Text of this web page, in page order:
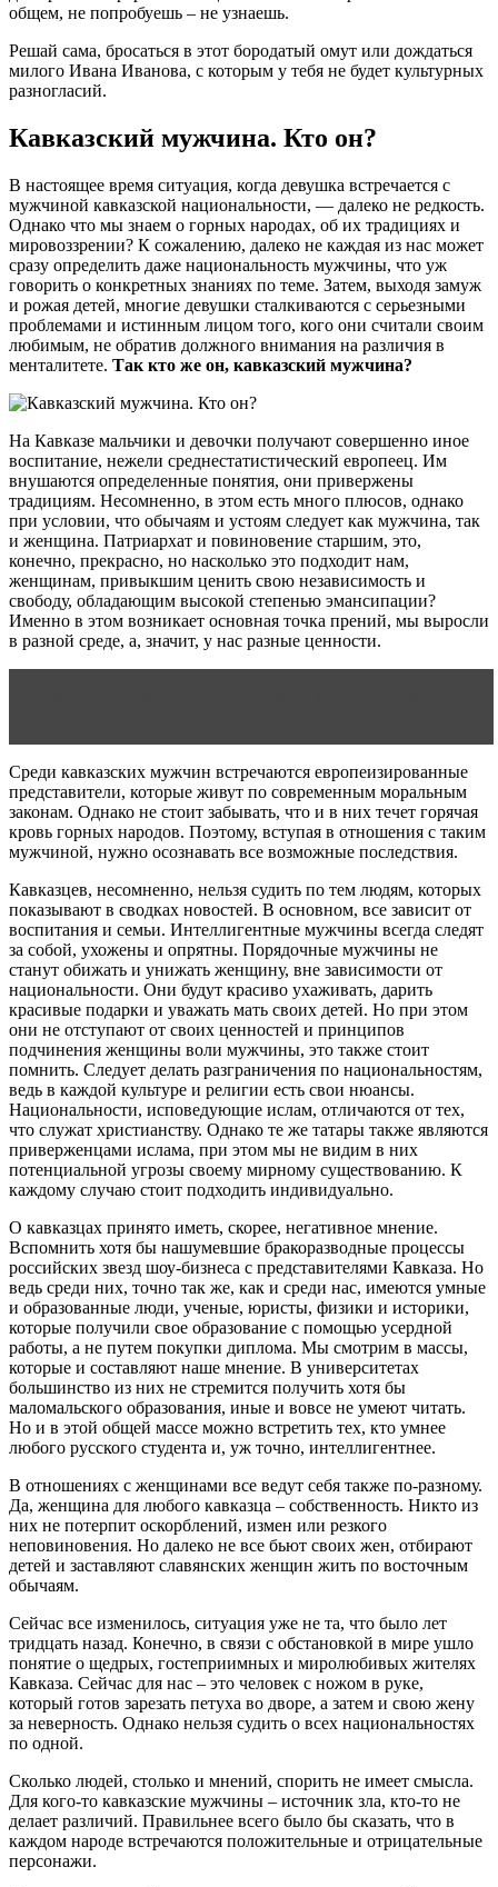
общем, не попробуешь – не узнаешь.
Решай сама, бросаться в этот бородатый омут или дождаться
милого Ивана Иванова, с которым у тебя не будет культурных
разногласий.
Кавказский мужчина. Кто он?
В настоящее время ситуация, когда девушка встречается с
мужчиной кавказской национальности, — далеко не редкость.
Однако что мы знаем о горных народах, об их традициях и
мировоззрении? К сожалению, далеко не каждая из нас может
сразу определить даже национальность мужчины, что уж
говорить о конкретных знаниях по теме. Затем, выходя замуж
и рожая детей, многие девушки сталкиваются с серьезными
проблемами и истинным лицом того, кого они считали своим
любимым, не обратив должного внимания на различия в
менталитете. Так кто же он, кавказский мужчина?
На Кавказе мальчики и девочки получают совершенно иное
воспитание, нежели среднестатистический европеец. Им
внушаются определенные понятия, они привержены
традициям. Несомненно, в этом есть много плюсов, однако
при условии, что обычаям и устоям следует как мужчина, так
и женщина. Патриархат и повиновение старшим, это,
конечно, прекрасно, но насколько это подходит нам,
женщинам, привыкшим ценить свою независимость и
свободу, обладающим высокой степенью эмансипации?
Именно в этом возникает основная точка прений, мы выросли
в разной среде, а, значит, у нас разные ценности.
Среди кавказских мужчин встречаются европеизированные
представители, которые живут по современным моральным
законам. Однако не стоит забывать, что и в них течет горячая
кровь горных народов. Поэтому, вступая в отношения с таким
мужчиной, нужно осознавать все возможные последствия.
Кавказцев, несомненно, нельзя судить по тем людям, которых
показывают в сводках новостей. В основном, все зависит от
воспитания и семьи. Интеллигентные мужчины всегда следят
за собой, ухожены и опрятны. Порядочные мужчины не
станут обижать и унижать женщину, вне зависимости от
национальности. Они будут красиво ухаживать, дарить
красивые подарки и уважать мать своих детей. Но при этом
они не отступают от своих ценностей и принципов
подчинения женщины воли мужчины, это также стоит
помнить. Следует делать разграничения по национальностям,
ведь в каждой культуре и религии есть свои нюансы.
Национальности, исповедующие ислам, отличаются от тех,
что служат христианству. Однако те же татары также являются
приверженцами ислама, при этом мы не видим в них
потенциальной угрозы своему мирному существованию. К
каждому случаю стоит подходить индивидуально.
О кавказцах принято иметь, скорее, негативное мнение.
Вспомнить хотя бы нашумевшие бракоразводные процессы
российских звезд шоу-бизнеса с представителями Кавказа. Но
ведь среди них, точно так же, как и среди нас, имеются умные
и образованные люди, ученые, юристы, физики и историки,
которые получили свое образование с помощью усердной
работы, а не путем покупки диплома. Мы смотрим в массы,
которые и составляют наше мнение. В университетах
большинство из них не стремится получить хотя бы
маломальского образования, иные и вовсе не умеют читать.
Но и в этой общей массе можно встретить тех, кто умнее
любого русского студента и, уж точно, интеллигентнее.
В отношениях с женщинами все ведут себя также по-разному.
Да, женщина для любого кавказца – собственность. Никто из
них не потерпит оскорблений, измен или резкого
неповиновения. Но далеко не все бьют своих жен, отбирают
детей и заставляют славянских женщин жить по восточным
обычаям.
Сейчас все изменилось, ситуация уже не та, что было лет
тридцать назад. Конечно, в связи с обстановкой в мире ушло
понятие о щедрых, гостеприимных и миролюбивых жителях
Кавказа. Сейчас для нас – это человек с ножом в руке,
который готов зарезать петуха во дворе, а затем и свою жену
за неверность. Однако нельзя судить о всех национальностях
по одной.
Сколько людей, столько и мнений, спорить не имеет смысла.
Для кого-то кавказские мужчины – источник зла, кто-то не
делает различий. Правильнее всего было бы сказать, что в
каждом народе встречаются положительные и отрицательные
персонажи.